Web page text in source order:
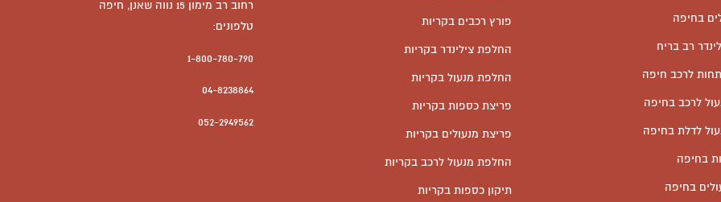
רחוב רב מימון 15 נווה שאנן, חיפה
טלפונים:
1-800-780-790
04-8238864
052-2949562
פורץ רכבים בקריות
החלפת צילינדר בקריות
החלפת מנעול בקריות
פריצת כספות בקריות
פריצת מנעולים בקריות
החלפת מנעול לרכב בקריות
תיקון כספות בקריות
בחיפה
רב בריח
לרכב חיפה
לרכב בחיפה
לדלת בחיפה
בחיפה
בחיפה